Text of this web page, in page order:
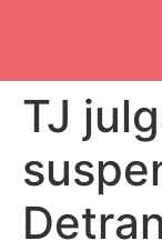
TJ
Detran